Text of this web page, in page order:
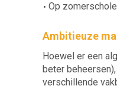
Op
Ambitieuze
Hoewel er een
beter
verschillende